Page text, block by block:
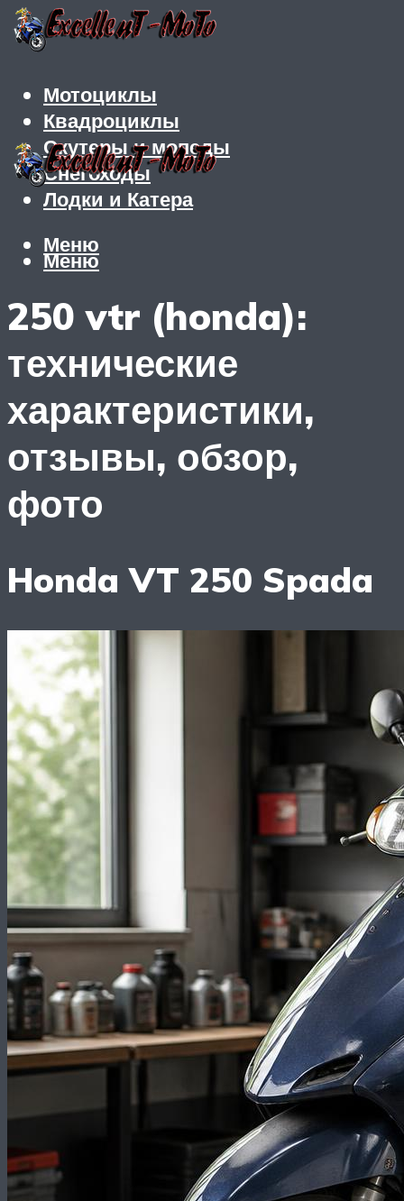
Мотоциклы
Квадроциклы
Скутеры и мопеды
Снегоходы
Лодки и Катера
Меню
Меню
250 vtr (honda):
технические
характеристики,
отзывы, обзор,
фото
Honda VT 250 Spada